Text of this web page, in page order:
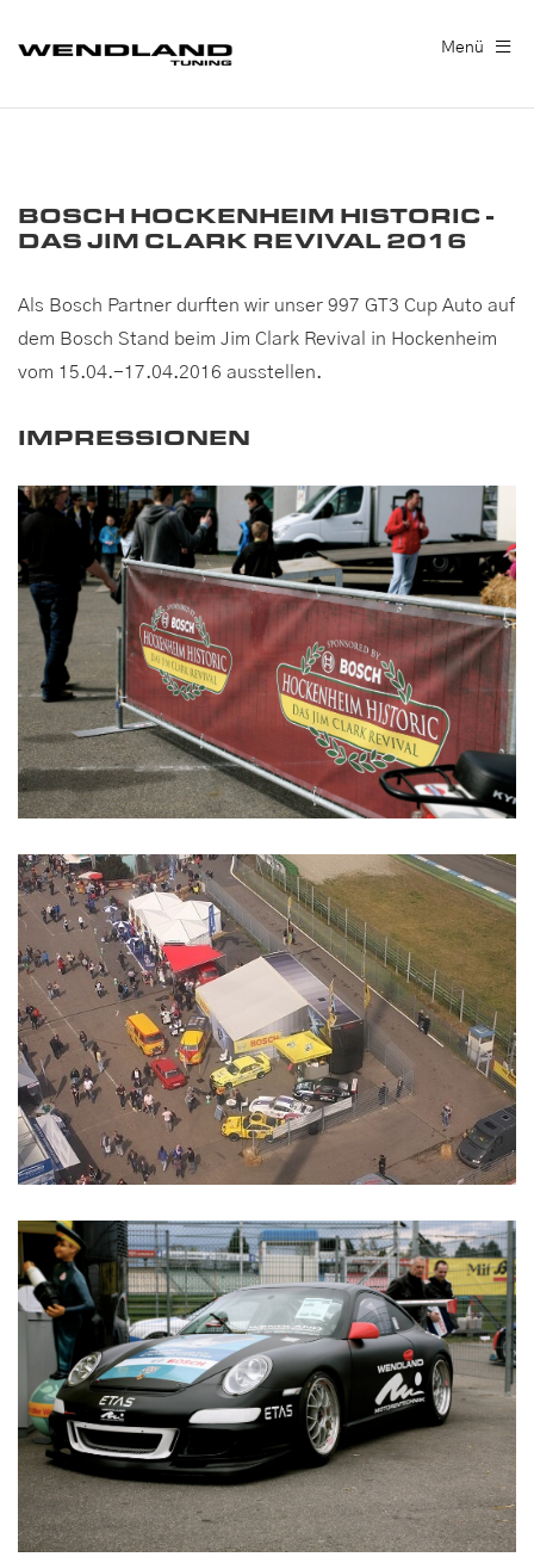
Menü
BOSCH HOCKENHEIM HISTORIC -
DAS JIM CLARK REVIVAL 2016
Als Bosch Partner durften wir unser 997 GT3 Cup Auto auf
dem Bosch Stand beim Jim Clark Revival in Hockenheim
vom 15.04.-17.04.2016 ausstellen.
IMPRESSIONEN